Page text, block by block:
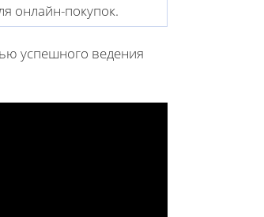
онлайн-покупок.
успешного ведения